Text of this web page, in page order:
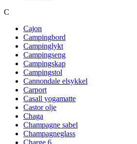
C
Cajon
Campingbord
Campinglykt
Campingseng
Campingskap
Campingstol
Cannondale elsykkel
Carport
Casall yogamatte
Castor olje
Chaga
Champagne sabel
Champagneglass
Charge 6